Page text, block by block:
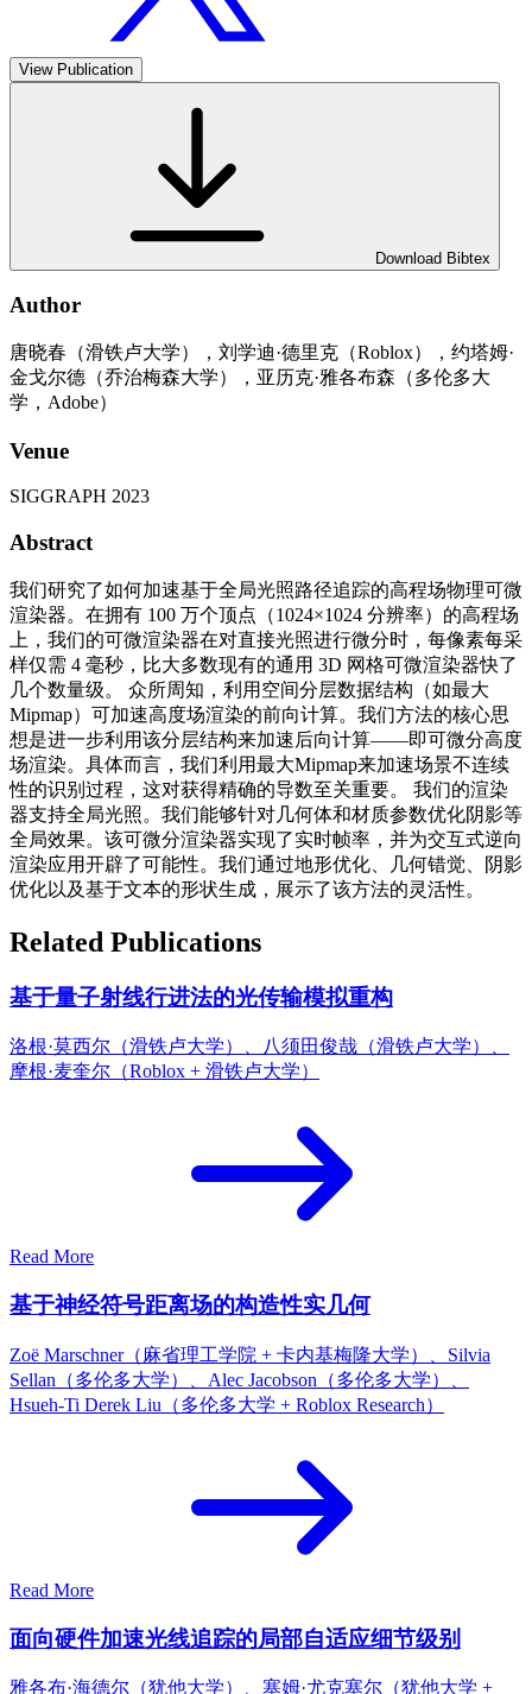
View Publication
Download Bibtex
Author
唐晓春（滑铁卢大学），刘学迪·德里克（Roblox），约塔姆·
金戈尔德（乔治梅森大学），亚历克·雅各布森（多伦多大
学，Adobe）
Venue
SIGGRAPH 2023
Abstract
我们研究了如何加速基于全局光照路径追踪的高程场物理可微
渲染器。在拥有 100 万个顶点（1024×1024 分辨率）的高程场
上，我们的可微渲染器在对直接光照进行微分时，每像素每采
样仅需 4 毫秒，比大多数现有的通用 3D 网格可微渲染器快了
几个数量级。 众所周知，利用空间分层数据结构（如最大
Mipmap）可加速高度场渲染的前向计算。我们方法的核心思
想是进一步利用该分层结构来加速后向计算——即可微分高度
场渲染。具体而言，我们利用最大Mipmap来加速场景不连续
性的识别过程，这对获得精确的导数至关重要。 我们的渲染
器支持全局光照。我们能够针对几何体和材质参数优化阴影等
全局效果。该可微分渲染器实现了实时帧率，并为交互式逆向
渲染应用开辟了可能性。我们通过地形优化、几何错觉、阴影
优化以及基于文本的形状生成，展示了该方法的灵活性。
Related Publications
基于量子射线行进法的光传输模拟重构
洛根·莫西尔（滑铁卢大学）、八须田俊哉（滑铁卢大学）、
摩根·麦奎尔（Roblox + 滑铁卢大学）
Read More
基于神经符号距离场的构造性实几何
Zoë Marschner（麻省理工学院 + 卡内基梅隆大学）、Silvia
Sellan（多伦多大学）、Alec Jacobson（多伦多大学）、
Hsueh-Ti Derek Liu（多伦多大学 + Roblox Research）
Read More
面向硬件加速光线追踪的局部自适应细节级别
雅各布·海德尔（犹他大学）、塞姆·尤克塞尔（犹他大学 +